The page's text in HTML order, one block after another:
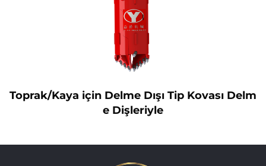
Kaya için Delme Dışı Tip Kovası Delm
e Dişleriyle